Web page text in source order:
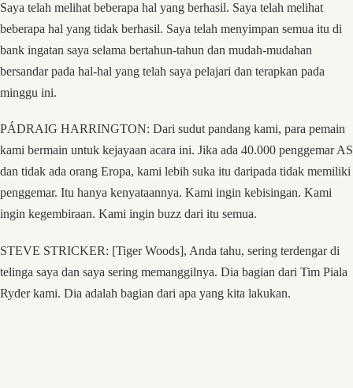
Saya telah melihat beberapa hal yang berhasil. Saya telah melihat
beberapa hal yang tidak berhasil. Saya telah menyimpan semua itu di
bank ingatan saya selama bertahun-tahun dan mudah-mudahan
bersandar pada hal-hal yang telah saya pelajari dan terapkan pada
minggu ini.
PÁDRAIG HARRINGTON: Dari sudut pandang kami, para pemain
kami bermain untuk kejayaan acara ini. Jika ada 40.000 penggemar AS
dan tidak ada orang Eropa, kami lebih suka itu daripada tidak memiliki
penggemar. Itu hanya kenyataannya. Kami ingin kebisingan. Kami
ingin kegembiraan. Kami ingin buzz dari itu semua.
STEVE STRICKER: [Tiger Woods], Anda tahu, sering terdengar di
telinga saya dan saya sering memanggilnya. Dia bagian dari Tim Piala
Ryder kami. Dia adalah bagian dari apa yang kita lakukan.